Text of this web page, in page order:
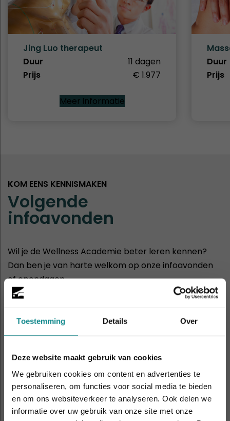
Toestemming Details Over
Deze website maakt gebruik van cookies
We gebruiken cookies om content en advertenties te
personaliseren, om functies voor social media te bieden
en om ons websiteverkeer te analyseren. Ook delen we
informatie over uw gebruik van onze site met onze
Jing Luo therapeut
Duur
11 dagen
Prijs
€ 1.977
Meer informatie
Duur
Prijs
KOM EENS KENNISMAKEN
Volgende
infoavonden
Wil je de Wellness Academie beter leren kennen?
Dan ben je van harte welkom op onze infoavonden
of opendagen.
30
aug
Hasselt
sep
Rotterdam
19:00 - 21:00
5
sep
Amsterdam
11:00 - 14:00
Laatste week! 10% korting t.e.m. 15 augustus,